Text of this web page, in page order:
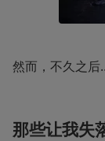
然而，不久之
那些让我失